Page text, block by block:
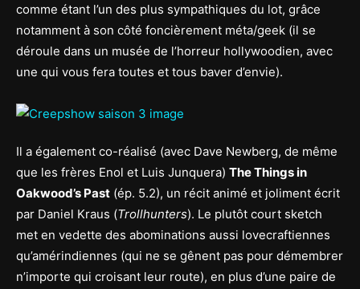
comme étant l’un des plus sympathiques du lot, grâce
notamment à son côté foncièrement méta/geek (il se
déroule dans un musée de l’horreur hollywoodien, avec
une qui vous fera toutes et tous baver d’envie).
Il a également co-réalisé (avec Dave Newberg, de même
que les frères Enol et Luis Junquera) The Things in
Oakwood’s Past (ép. 5.2), un récit animé et joliment écrit
par Daniel Kraus (Trollhunters). Le plutôt court sketch
met en vedette des abominations aussi lovecraftiennes
qu’amérindiennes (qui ne se gênent pas pour démembrer
n’importe qui croisant leur route), en plus d’une paire de